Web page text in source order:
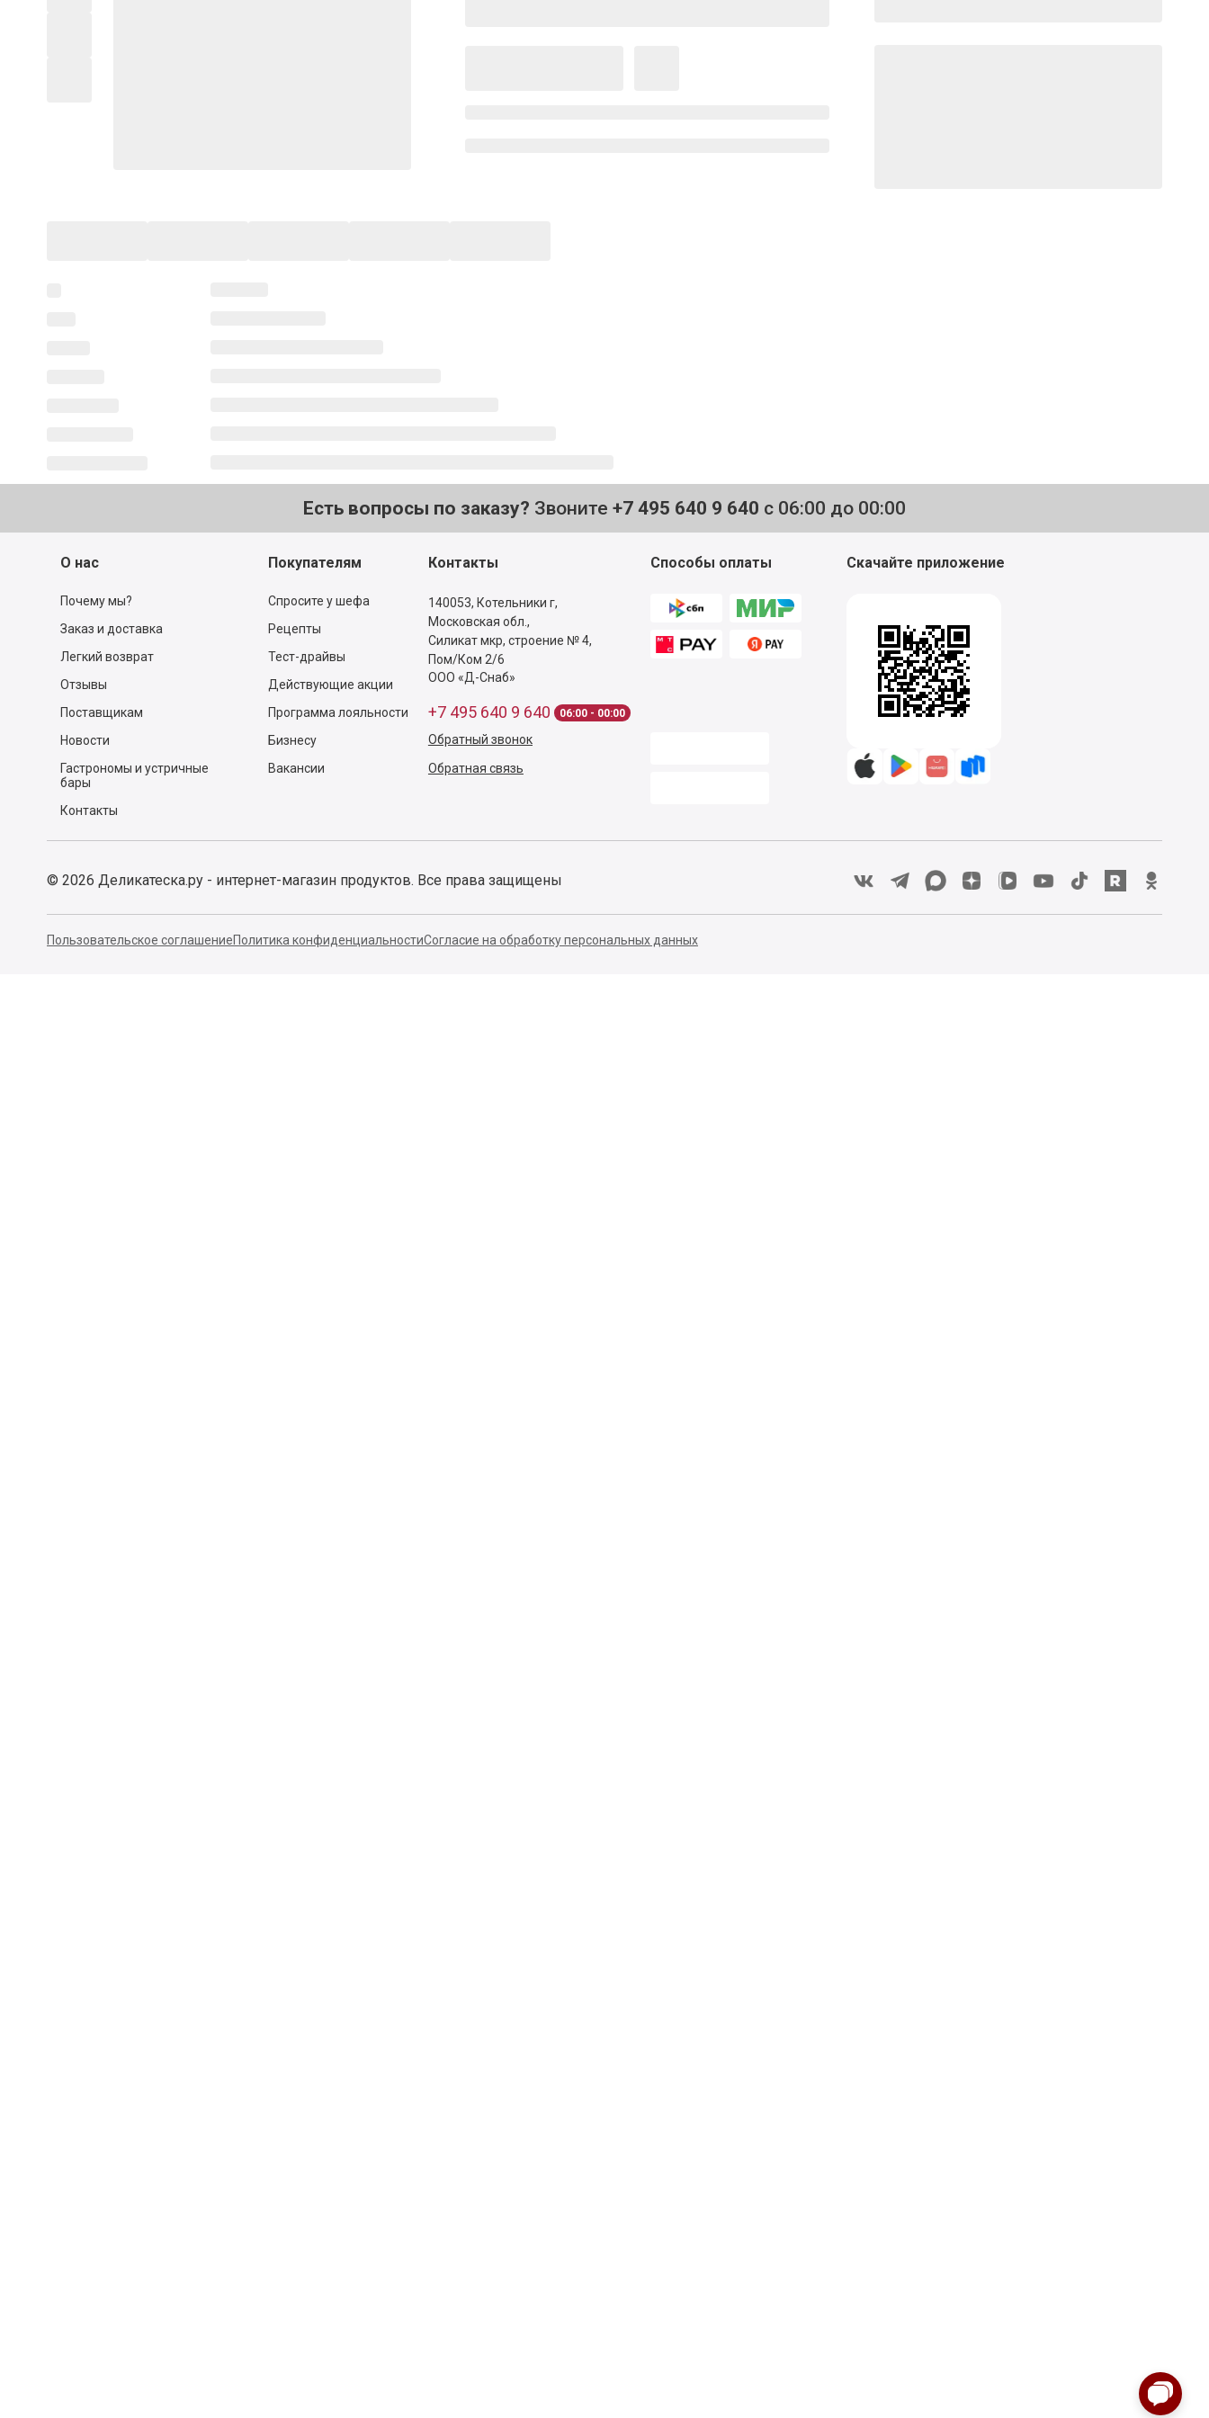
Есть вопросы по заказу? Звоните +7 495 640 9 640 с 06:00 до 00:00
О нас
Почему мы?
Заказ и доставка
Легкий возврат
Отзывы
Поставщикам
Новости
Гастрономы и устричные
бары
Контакты
Покупателям
Спросите у шефа
Рецепты
Тест-драйвы
Действующие акции
Программа лояльности
Бизнесу
Вакансии
Контакты
140053, Котельники г,
Московская обл.,
Силикат мкр, строение № 4,
Пом/Ком 2/6
ООО «Д-Снаб»
+7 495 640 9 640 06:00 - 00:00
Обратный звонок
Обратная связь
Способы оплаты Скачайте приложение
© 2026 Деликатеска.ру - интернет-магазин продуктов. Все права защищены
Пользовательское соглашениеПолитика конфиденциальностиСогласие на обработку персональных данных